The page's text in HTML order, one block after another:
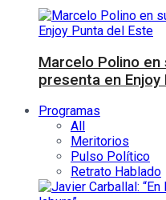
Marcelo Polino
presenta en Enjoy
Programas
All
Meritorios
Pulso Político
Retrato Hablado